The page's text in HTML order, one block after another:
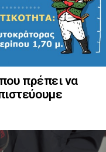
πρέπει να